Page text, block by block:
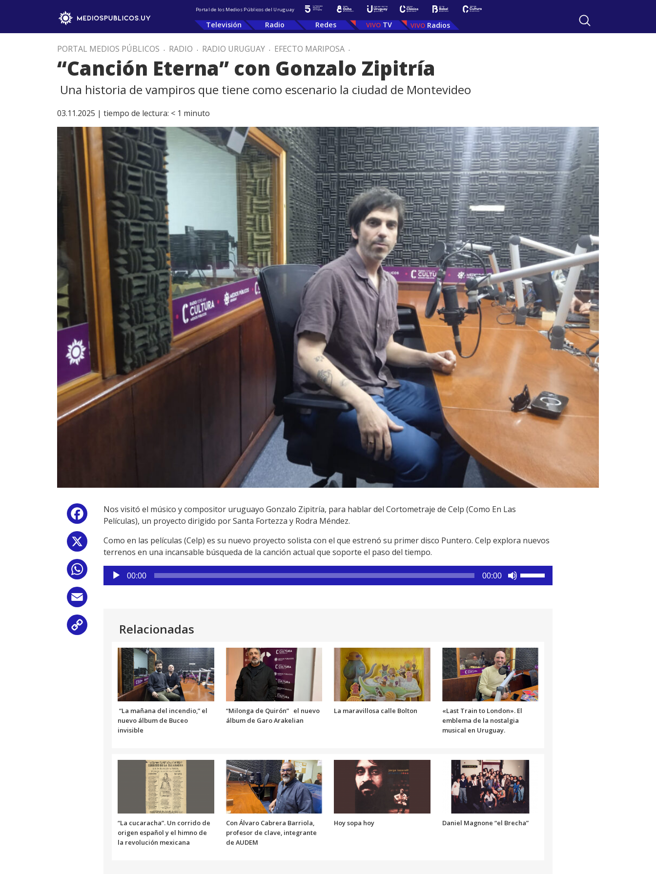
Portal de los Medios Públicos del Uruguay
Televisión Radio Redes TV Radios
PORTAL MEDIOS PÚBLICOS . RADIO . RADIO URUGUAY . EFECTO MARIPOSA .
“Canción Eterna” con Gonzalo Zipitría
Una historia de vampiros que tiene como escenario la ciudad de Montevideo
03.11.2025 | tiempo de lectura: < 1 minuto
Facebook
WhatsApp
Nos visitó el músico y compositor uruguayo Gonzalo Zipitría, para hablar del Cortometraje de Celp (Como En Las
Películas), un proyecto dirigido por Santa Fortezza y Rodra Méndez.
Como en las películas (Celp) es su nuevo proyecto solista con el que estrenó su primer disco Puntero. Celp explora nuevos
terrenos en una incansable búsqueda de la canción actual que soporte el paso del tiempo.
Reproductor
de
00:00 00:00
aumentar
o
disminuir
el
volumen.
Relacionadas
“La mañana del incendio,” el
nuevo álbum de Buceo
invisible
“Milonga de Quirón” el nuevo
álbum de Garo Arakelian
La maravillosa calle Bolton
«Last Train to London». El
emblema de la nostalgia
musical en Uruguay.
“La cucaracha”. Un corrido de
origen español y el himno de
la revolución mexicana
Con Álvaro Cabrera Barriola,
profesor de clave, integrante
de AUDEM
Hoy sopa hoy Daniel Magnone “el Brecha”